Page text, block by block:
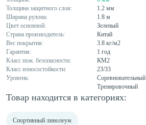
Толщина защитного слоя:
1.2 мм
Ширина рулона:
1.8 м
Цвет основной:
Зеленый
Страна производитель:
Китай
Вес покрытия:
3.8 кг/м2
Гарантия:
1 год
Класс пож. безопасности:
КМ2
Класс износостойкости:
23/33
Уровень:
Соревновательный
Тренировочный
Товар находится в категориях:
Спортивный линолеум